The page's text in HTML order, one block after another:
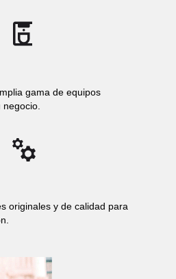
gama de equipos
originales y de calidad para